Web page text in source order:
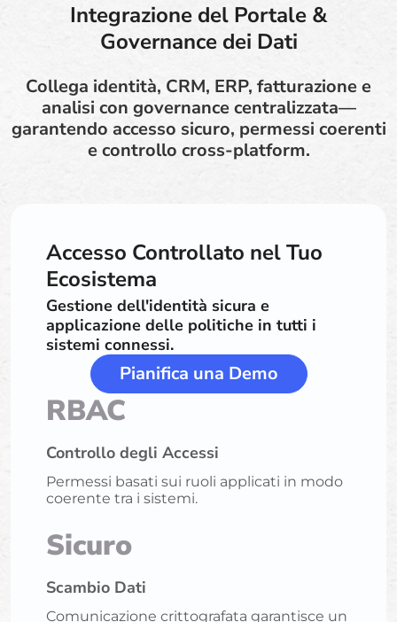
Integrazione del Portale &
Governance dei Dati
Collega identità, CRM, ERP, fatturazione e
analisi con governance centralizzata—
garantendo accesso sicuro, permessi coerenti
e controllo cross-platform.
Accesso Controllato nel Tuo
Ecosistema
Gestione dell'identità sicura e
applicazione delle politiche in tutti i
sistemi connessi.
Pianifica una Demo
RBAC
Controllo degli Accessi
Permessi basati sui ruoli applicati in modo
coerente tra i sistemi.
Sicuro
Scambio Dati
Comunicazione crittografata garantisce un